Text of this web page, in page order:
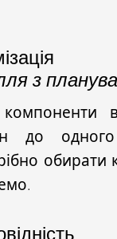
з
до
обирати